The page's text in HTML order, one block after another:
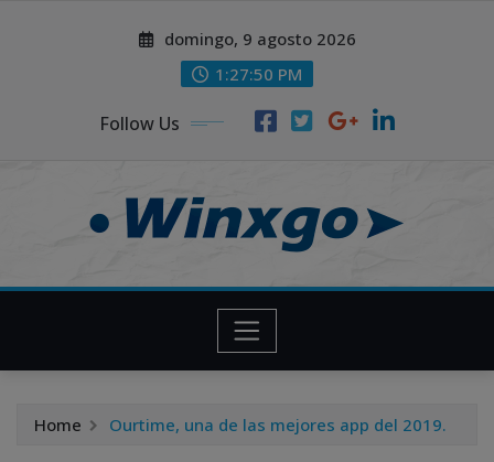
domingo, 9 agosto 2026
1:27:50 PM
Follow Us
Home Ourtime, una de las mejores app del 2019.